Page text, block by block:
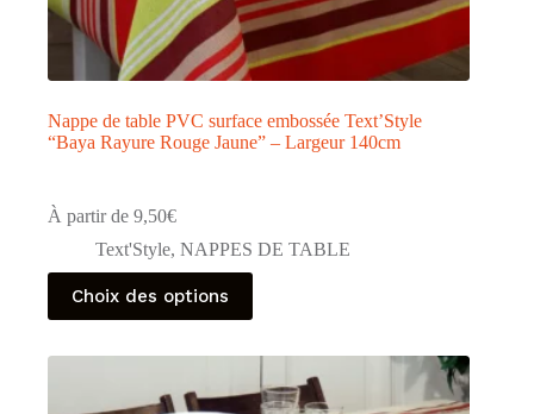
Nappe de table PVC surface embossée Text’Style
“Baya Rayure Rouge Jaune” – Largeur 140cm
À partir de 9,50€
Text'Style, NAPPES DE TABLE
Choix des options
Ce
produit
a